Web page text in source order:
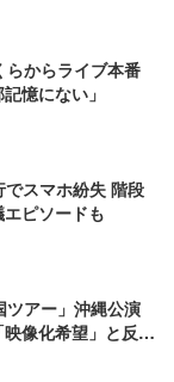
らからライブ本番
憶にない」
スマホ紛失 階段
ピソードも
ツアー」沖縄公演
像化希望」と反響